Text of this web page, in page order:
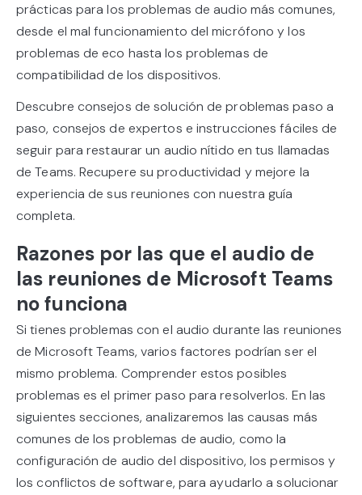
prácticas para los problemas de audio más comunes,
desde el mal funcionamiento del micrófono y los
problemas de eco hasta los problemas de
compatibilidad de los dispositivos.
Descubre consejos de solución de problemas paso a
paso, consejos de expertos e instrucciones fáciles de
seguir para restaurar un audio nítido en tus llamadas
de Teams. Recupere su productividad y mejore la
experiencia de sus reuniones con nuestra guía
completa.
Razones por las que el audio de
las reuniones de Microsoft Teams
no funciona
Si tienes problemas con el audio durante las reuniones
de Microsoft Teams, varios factores podrían ser el
mismo problema. Comprender estos posibles
problemas es el primer paso para resolverlos. En las
siguientes secciones, analizaremos las causas más
comunes de los problemas de audio, como la
configuración de audio del dispositivo, los permisos y
los conflictos de software, para ayudarlo a solucionar